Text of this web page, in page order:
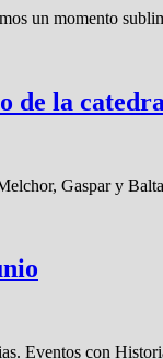
un momento
de la
Gaspar y
Eventos con